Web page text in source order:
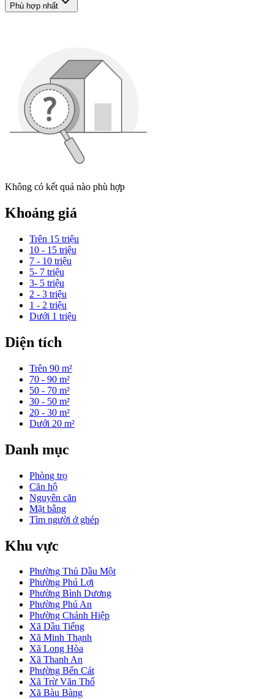
Phù hợp nhất
Không có kết quả nào phù hợp
Khoảng giá
Trên 15 triệu
10 - 15 triệu
7 - 10 triệu
5- 7 triệu
3- 5 triệu
2 - 3 triệu
1 - 2 triệu
Dưới 1 triệu
Diện tích
Trên 90 m²
70 - 90 m²
50 - 70 m²
30 - 50 m²
20 - 30 m²
Dưới 20 m²
Danh mục
Phòng trọ
Căn hộ
Nguyên căn
Mặt bằng
Tìm người ở ghép
Khu vực
Phường Thủ Dầu Một
Phường Phú Lợi
Phường Bình Dương
Phường Phú An
Phường Chánh Hiệp
Xã Dầu Tiếng
Xã Minh Thạnh
Xã Long Hòa
Xã Thanh An
Phường Bến Cát
Xã Trừ Văn Thố
Xã Bàu Bàng